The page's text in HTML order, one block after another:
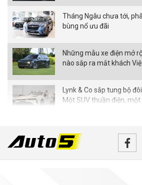
Tháng Ngâu chưa tới,
bùng nổ ưu đãi
Những mẫu xe điện mở
nào sắp ra mắt khách
Lynk & Co sắp tung bộ
Một SUV thuần điện,
trong năm nay, cạnh
Defender